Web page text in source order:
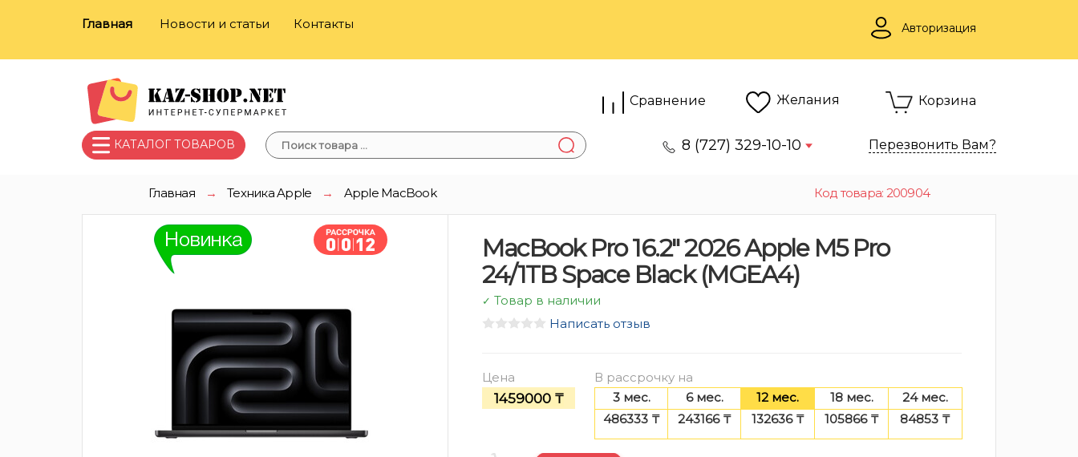
Главная Новости и статьи Контакты Авторизация
Сравнение Желания Корзина
КАТАЛОГ ТОВАРОВ 8 (727) 329-10-10 Перезвонить Вам?
Главная → Техника Apple → Apple MacBook Код товара: 200904
MacBook Pro 16.2″ 2026 Apple M5 Pro
24/1TB Space Black (MGEA4)
✓ Товар в наличии
Написать отзыв
Цена В рассрочку на
1459000 ₸ 3 мес. 6 мес. 12 мес. 18 мес.
24 мес.
486333 ₸
243166 ₸ 132636 ₸ 105866 ₸ 84853 ₸